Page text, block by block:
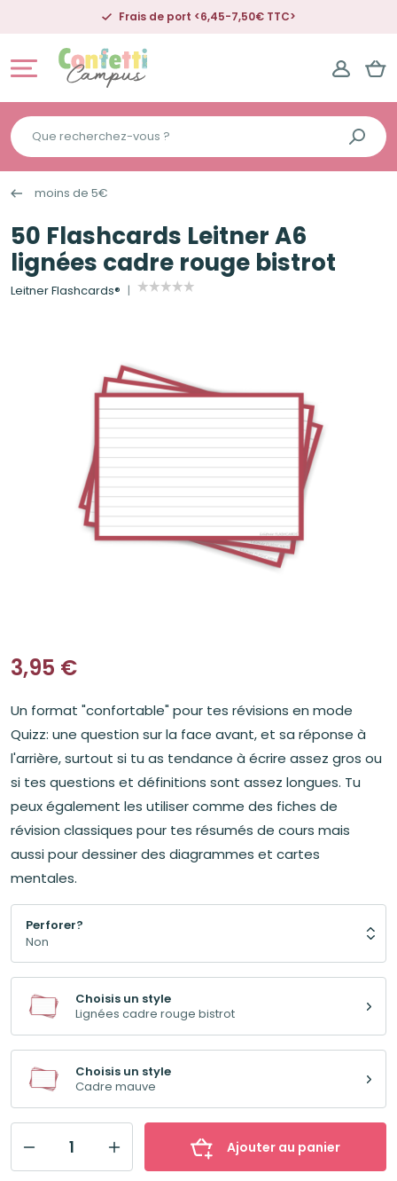
Frais de port <6,45-7,50€ TTC>
Que
recherchez-
vous
?
moins de 5€
50 Flashcards Leitner A6
lignées cadre rouge bistrot
Leitner Flashcards®
3,95 €
Un format "confortable" pour tes révisions en mode
Quizz: une question sur la face avant, et sa réponse à
l'arrière, surtout si tu as tendance à écrire assez gros ou
si tes questions et définitions sont assez longues. Tu
peux également les utiliser comme des fiches de
révision classiques pour tes résumés de cours mais
aussi pour dessiner des diagrammes et cartes
mentales.
Perforer?
Choisis un style
Lignées cadre rouge bistrot
Choisis un style
Cadre mauve
Ajouter au panier